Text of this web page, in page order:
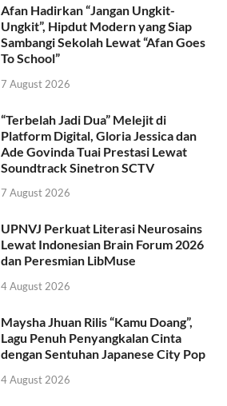
Afan Hadirkan “Jangan Ungkit-
Ungkit”, Hipdut Modern yang Siap
Sambangi Sekolah Lewat “Afan Goes
To School”
7 August 2026
“Terbelah Jadi Dua” Melejit di
Platform Digital, Gloria Jessica dan
Ade Govinda Tuai Prestasi Lewat
Soundtrack Sinetron SCTV
7 August 2026
UPNVJ Perkuat Literasi Neurosains
Lewat Indonesian Brain Forum 2026
dan Peresmian LibMuse
4 August 2026
Maysha Jhuan Rilis “Kamu Doang”,
Lagu Penuh Penyangkalan Cinta
dengan Sentuhan Japanese City Pop
4 August 2026